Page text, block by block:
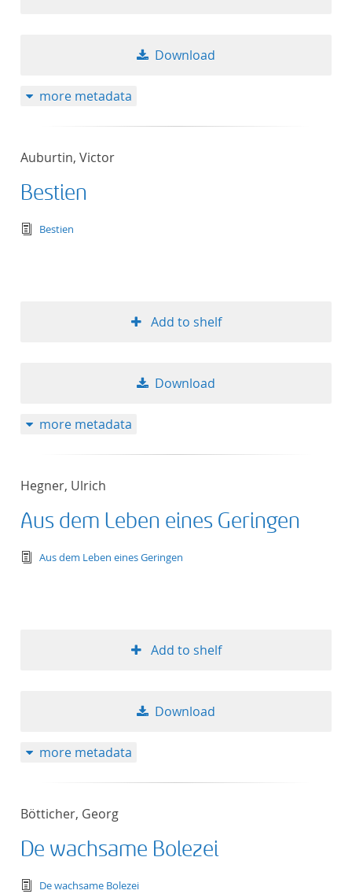
Download
more metadata
Auburtin, Victor
Bestien
text/tg.edition+tg.aggregation+xml
Bestien
Add to shelf
Download
more metadata
Hegner, Ulrich
Aus dem Leben eines Geringen
text/tg.edition+tg.aggregation+xml
Aus dem Leben eines Geringen
Add to shelf
Download
more metadata
Bötticher, Georg
De wachsame Bolezei
text/tg.edition+tg.aggregation+xml
De wachsame Bolezei